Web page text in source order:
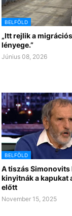
BELFÖLD
„Itt rejlik a
lényege.”
Június 08, 2026
BELFÖLD
A tiszás
kinyitnák a kapukat
előtt
November 15, 2025